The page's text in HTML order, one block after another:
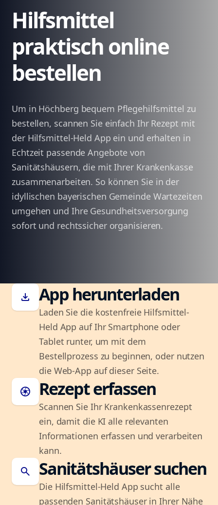
Hilfsmittel
praktisch online
bestellen
Um in Höchberg bequem Pflegehilfsmittel zu
bestellen, scannen Sie einfach Ihr Rezept mit
der Hilfsmittel-Held App ein und erhalten in
Echtzeit passende Angebote von
Sanitätshäusern, die mit Ihrer Krankenkasse
zusammenarbeiten. So können Sie in der
idyllischen bayerischen Gemeinde Wartezeiten
umgehen und Ihre Gesundheitsversorgung
sofort und rechtssicher organisieren.
download App herunterladen
Laden Sie die kostenfreie Hilfsmittel-
Held App auf Ihr Smartphone oder
Tablet runter, um mit dem
Bestellprozess zu beginnen, oder nutzen
die Web-App auf dieser Seite.
camera Rezept erfassen
Scannen Sie Ihr Krankenkassenrezept
ein, damit die KI alle relevanten
Informationen erfassen und verarbeiten
kann.
search Sanitätshäuser suchen
Die Hilfsmittel-Held App sucht alle
passenden Sanitätshäuser in Ihrer Nähe